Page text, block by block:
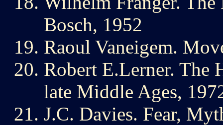
Bosch, 1952
Raoul Vaneigem.
Robert E.Lerner. The
late Middle Ages,
J.C. Davies. Fear,